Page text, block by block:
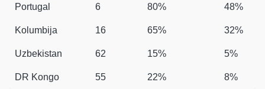
Portugal 6 80% 48%
Kolumbija 16 65% 32%
Uzbekistan 62 15% 5%
DR Kongo 55 22% 8%